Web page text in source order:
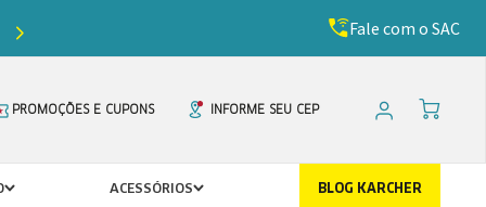
de desconto com o cupomFale com o SAC
PROMOÇÕES E CUPONS INFORME SEU CEP
ACESSÓRIOS BLOG KARCHER